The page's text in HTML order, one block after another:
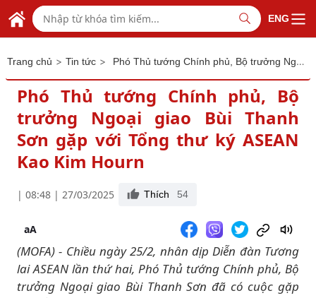
Skip to Main Content
BỘ NGOẠI GIAO VIỆT NAM
MINISTRY OF FOREIGN AFFAIRS
ENG
Trang chủ > Tin tức > Phó Thủ tướng Chính phủ, Bộ trưởng Ngoại giao Bùi Thanh Sơn gặp với Tổng thư ký ASEAN Kao Kim Hourn
Phó Thủ tướng Chính phủ, Bộ
trưởng Ngoại giao Bùi Thanh
Sơn gặp với Tổng thư ký ASEAN
Kao Kim Hourn
| 08:48 | 27/03/2025 Thích 54
aA
(MOFA) - Chiều ngày 25/2, nhân dịp Diễn đàn Tương
lai ASEAN lần thứ hai, Phó Thủ tướng Chính phủ, Bộ
trưởng Ngoại giao Bùi Thanh Sơn đã có cuộc gặp